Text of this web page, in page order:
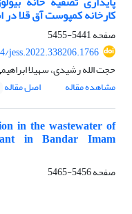
کارخانه کمپوست آق قلا
صفحه5441-5455
jess.2022.338206.1766
حجت الله رشیدی، سهیلا
مشاهده مقاله
اصل مقاله
in the wastewater of
in Bandar Imam
صفحه5456-5465